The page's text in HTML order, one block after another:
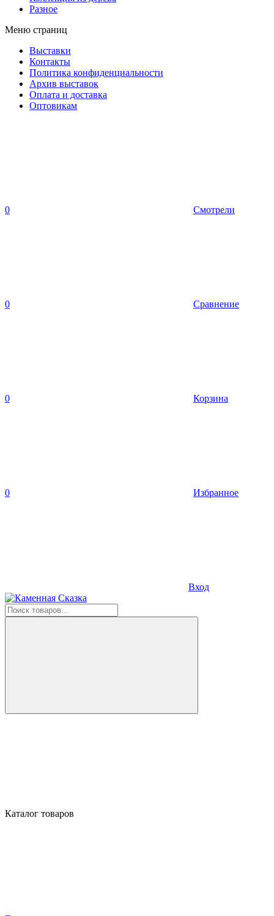
Разное
Меню страниц
Выставки
Контакты
Политика конфиденциальности
Архив выставок
Оплата и доставка
Оптовикам
0 Смотрели
0 Сравнение
0 Корзина
0 Избранное
Вход
Каталог товаров